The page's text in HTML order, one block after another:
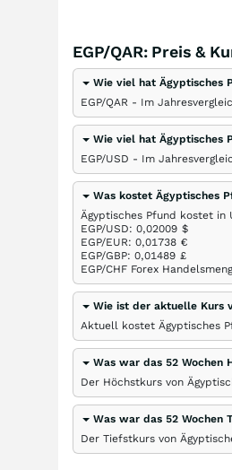
EGP/QAR: Preis &
Wie viel hat Ägyptisches
EGP/QAR - Im
Wie viel hat Ägyptisches
EGP/USD - Im
Was kostet Ägyptisches
Ägyptisches Pfund kostet in
EGP/USD: 0,02009 $
EGP/EUR: 0,01738 €
EGP/GBP: 0,01489 £
EGP/CHF Forex
Wie ist der aktuelle Kurs
Aktuell kostet Ägyptisches
Was war das 52 Wochen
Der Höchstkurs von
Was war das 52 Wochen
Der Tiefstkurs von